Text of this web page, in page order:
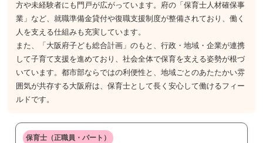
方や未経験者にも門戸が広がっています。府の「保育士人材確保事
業」など、就職準備金貸付や復職支援制度が整備されており、働く
人を支える仕組みも充実しています。
また、「大阪府子ども総合計画」のもと、行政・地域・企業が連携
して子育て支援を進めており、社会全体で保育を支える姿勢が根づ
いています。都市部ならではの利便性と、地域ごとのあたたかい雰
囲気が共存する大阪府は、保育士として長く安心して働けるフィー
ルドです。
保育士（正職員・パート）